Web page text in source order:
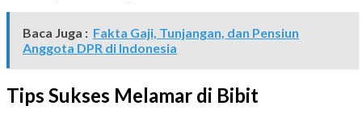
Baca Juga : Fakta Gaji, Tunjangan, dan Pensiun
Anggota DPR di Indonesia
Tips Sukses Melamar di Bibit